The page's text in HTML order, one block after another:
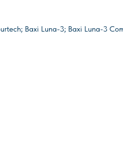
Baxi Luna-3; Baxi Luna-3